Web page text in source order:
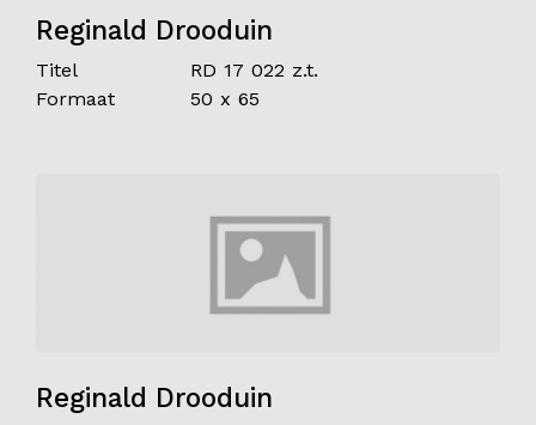
Reginald Drooduin
Titel
RD 17 022 z.t.
Formaat
50 x 65
Reginald Drooduin